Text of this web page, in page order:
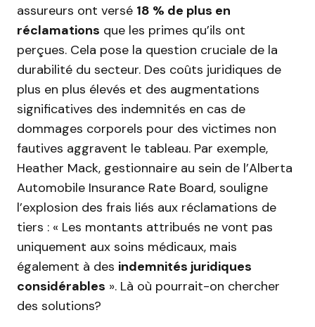
assureurs ont versé 18 % de plus en
réclamations que les primes qu’ils ont
perçues. Cela pose la question cruciale de la
durabilité du secteur. Des coûts juridiques de
plus en plus élevés et des augmentations
significatives des indemnités en cas de
dommages corporels pour des victimes non
fautives aggravent le tableau. Par exemple,
Heather Mack, gestionnaire au sein de l’Alberta
Automobile Insurance Rate Board, souligne
l’explosion des frais liés aux réclamations de
tiers : « Les montants attribués ne vont pas
uniquement aux soins médicaux, mais
également à des indemnités juridiques
considérables ». Là où pourrait-on chercher
des solutions?